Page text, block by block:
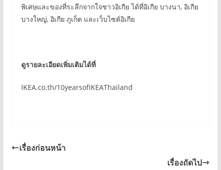
พิเศษและของที่ระลึกจากใจชาวอิเกีย ได้ที่อิเกีย บางนา, อิเกีย
บางใหญ่, อิเกีย ภูเก็ต และเว็บไซต์อิเกีย
ดูรายละเอียดเพิ่มเติมได้ที่
IKEA.co.th/10yearsofIKEAThailand
เรื่องก่อนหน้า
เรื่องถัดไป